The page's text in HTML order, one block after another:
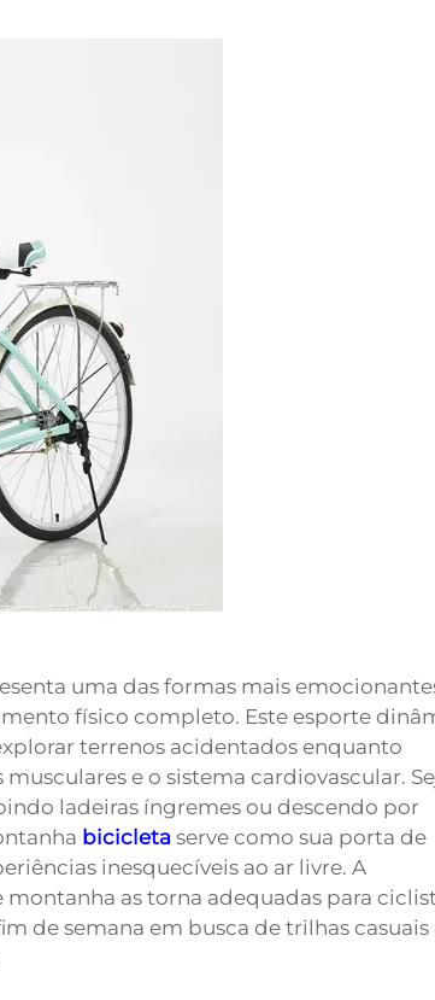
uma das formas mais
físico completo. Este esporte
terrenos acidentados enquanto
e o sistema cardiovascular.
ladeiras íngremes ou descendo por
bicicleta serve como sua porta de
inesquecíveis ao ar livre. A
as torna adequadas para
de semana em busca de trilhas casuais